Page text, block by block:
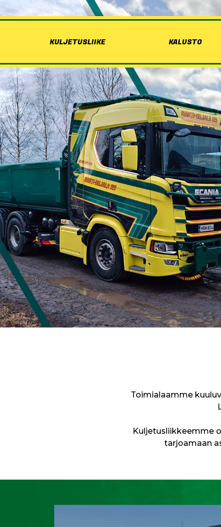
KULJETUSLIIKE KALUSTO
Toimialaamme
Kuljetusliikkeemme
tarjoamaan